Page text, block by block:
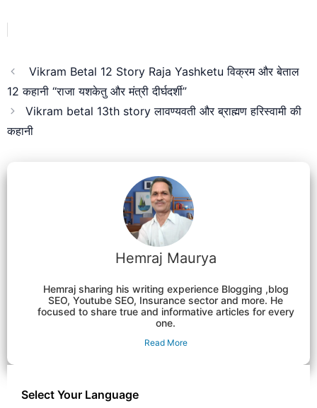
Vikram Betal 12 Story Raja Yashketu विक्रम और बेताल
12 कहानी “राजा यशकेतु और मंत्री दीर्घदर्शी”
Vikram betal 13th story लावण्यवती और ब्राह्मण हरिस्वामी की
कहानी
Hemraj Maurya
Hemraj sharing his writing experience Blogging ,blog
SEO, Youtube SEO, Insurance sector and more. He
focused to share true and informative articles for every
one.
Read More
Select Your Language